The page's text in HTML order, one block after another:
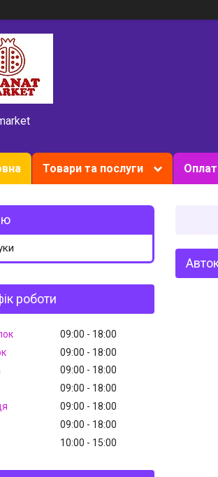
Товари та послуги
роботи
09:00
18:00
09:00
18:00
09:00
18:00
09:00
18:00
09:00
18:00
09:00
18:00
10:00 15:00